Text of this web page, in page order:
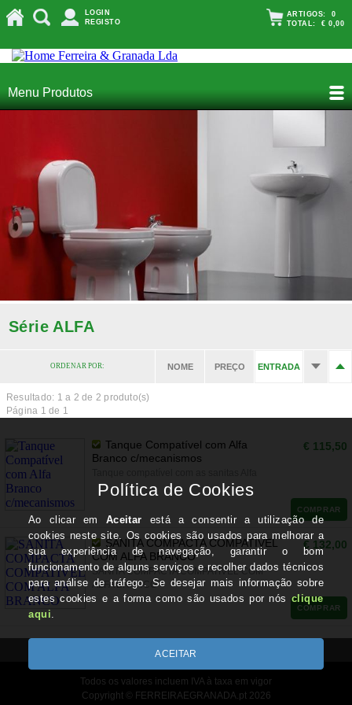
LOGIN
REGISTO
ARTIGOS: 0
TOTAL: € 0,00
Menu Produtos
Série ALFA
ORDENAR POR: NOME PREÇO ENTRADA
Resultado: 1 a 2 de 2 produto(s)
Página 1 de 1
Tanque Compatível com Alfa
Branco c/mecanismos
€ 115,50
COMPRAR
SANITA COMPACTA COMPATÍVEL
COM ALFA BRANCO
SANITA COMPACTA COMPATÍVEL COM
ALFA BRANCO
€ 132,00
COMPRAR
Todos os valores incluem IVA à taxa em vigor
Copyright © FERREIRAEGRANADA.pt 2026